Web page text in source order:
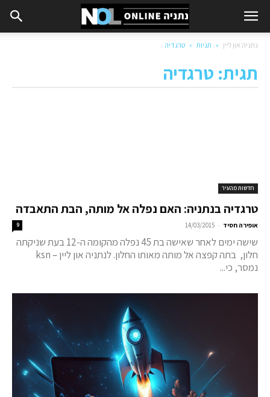
נתניה און ליין תגיות טרגדיה
תגית: טרגדיה
חדשות מהעיר
טרגדיה בנתניה: האם נפלה אל מותה, הבת התאבדה
אופירה חסיד -
14/03/2015
9
שישה ימים לאחר שאישה בת 45 נפלה מהקומה ה-12 בעת שניקתה
חלון, בתה קפצה אל מותה מאותו החלון. לנתניה און ליין – ksn
נמסר, כי...